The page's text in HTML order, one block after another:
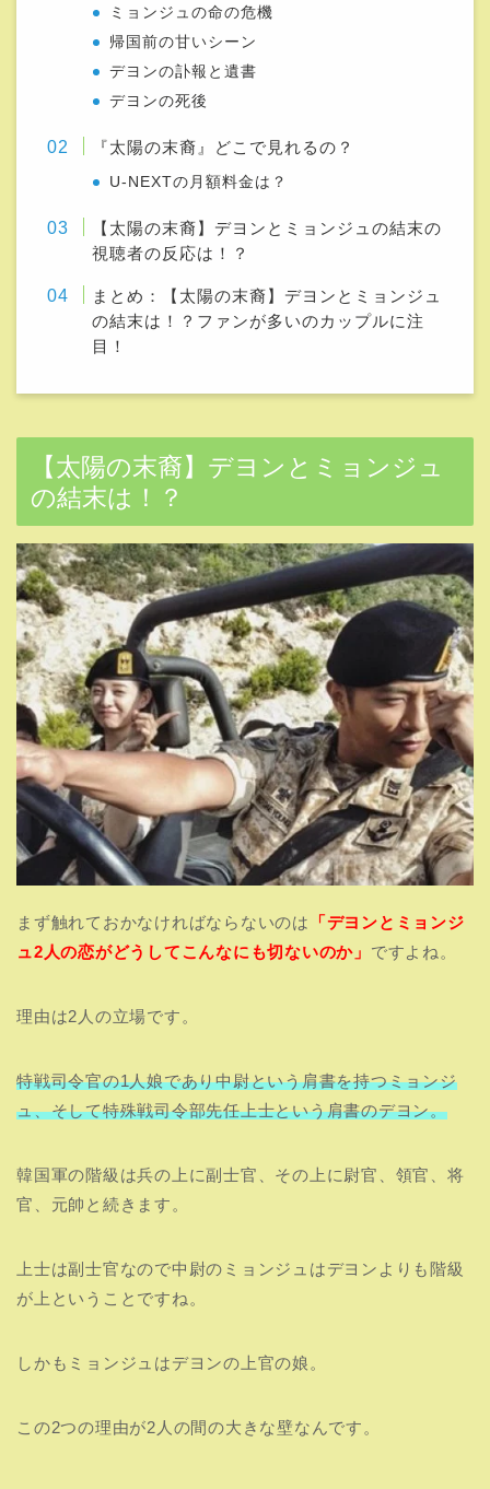
ミョンジュの命の危機
帰国前の甘いシーン
デヨンの訃報と遺書
デヨンの死後
『太陽の末裔』どこで見れるの？
U-NEXTの月額料金は？
【太陽の末裔】デヨンとミョンジュの結末の
視聴者の反応は！？
まとめ：【太陽の末裔】デヨンとミョンジュ
の結末は！？ファンが多いのカップルに注
目！
【太陽の末裔】デヨンとミョンジュ
の結末は！？
まず触れておかなければならないのは
「デヨンとミョンジ
ュ2人の恋がどうしてこんなにも切ないのか」 ですよね。
理由は2人の立場です。
特戦司令官の1人娘であり中尉という肩書を持つミョンジ
ュ、そして特殊戦司令部先任上士という肩書のデヨン。
韓国軍の階級は兵の上に副士官、その上に尉官、領官、将
官、元帥と続きます。
上士は副士官なので中尉のミョンジュはデヨンよりも階級
が上ということですね。
しかもミョンジュはデヨンの上官の娘。
この2つの理由が2人の間の大きな壁なんです。